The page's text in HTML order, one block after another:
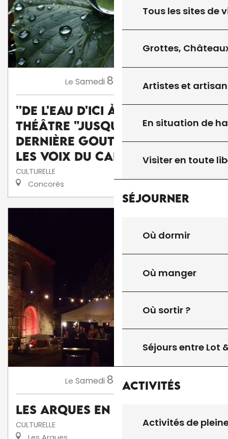
Tous les sites de
Grottes,
Artistes et
En situation de
Visiter en toute
Séjourner
Où dormir
Où manger
Où sortir ?
Séjours entre Lot
Activités
Activités de
Le Samedi 8 à 15:45
''De l'eau d'ici à l'eau de là'' :
théâtre "Jusqu'à la
dernière goutte" par la Cie
Les voix du caméléon
CULTURELLE
Concorès
Le Samedi 8 Aoûtà 18:00
Les Arques en fête
CULTURELLE